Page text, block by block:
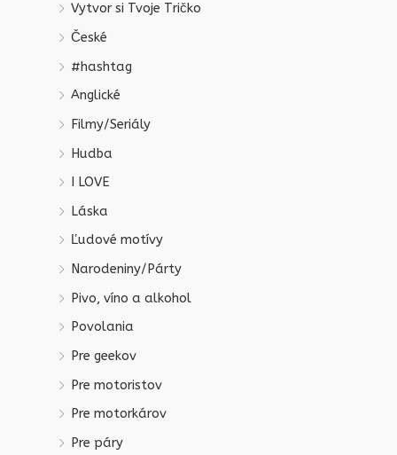
Vytvor si Tvoje Tričko
České
#hashtag
Anglické
Filmy/Seriály
Hudba
I LOVE
Láska
Ľudové motívy
Narodeniny/Párty
Pivo, víno a alkohol
Povolania
Pre geekov
Pre motoristov
Pre motorkárov
Pre páry